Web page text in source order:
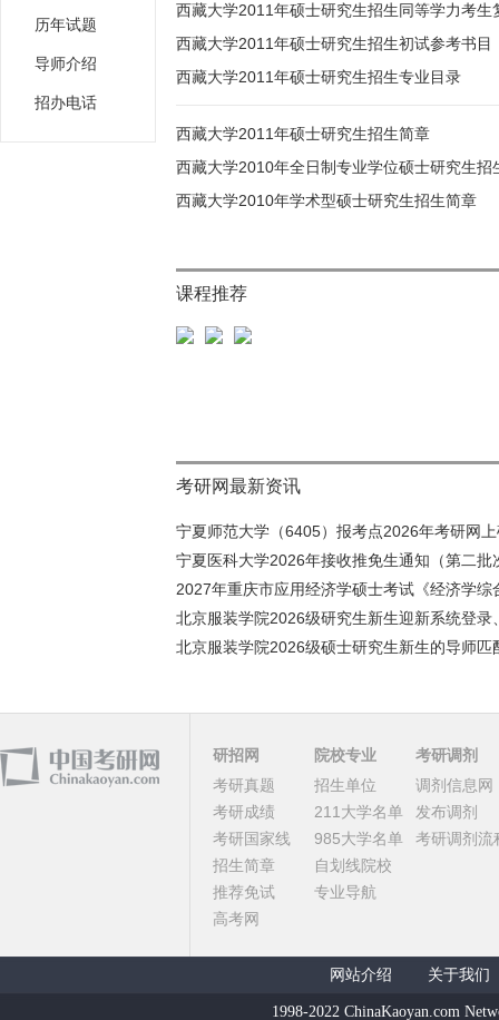
历年试题
导师介绍
招办电话
西藏大学2011年硕士研究生招生同等学力考生
西藏大学2011年硕士研究生招生初试参考书目
西藏大学2011年硕士研究生招生专业目录
西藏大学2011年硕士研究生招生简章
西藏大学2010年全日制专业学位硕士研究生招
西藏大学2010年学术型硕士研究生招生简章
课程推荐
考研网最新资讯
宁夏师范大学（6405）报考点2026年考研网
宁夏医科大学2026年接收推免生通知（第二批
2027年重庆市应用经济学硕士考试《经济学综
北京服装学院2026级研究生新生迎新系统登录
北京服装学院2026级硕士研究生新生的导师匹
研招网
考研真题
考研成绩
考研国家线
招生简章
推荐免试
高考网
院校专业
招生单位
211大学名单
985大学名单
自划线院校
专业导航
考研调剂
调剂信息网
发布调剂
考研调剂流
网站介绍 关于我们
1998-2022 ChinaKaoyan.com